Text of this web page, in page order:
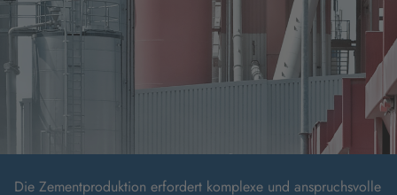
Die Zementproduktion erfordert komplexe und anspruchsvolle